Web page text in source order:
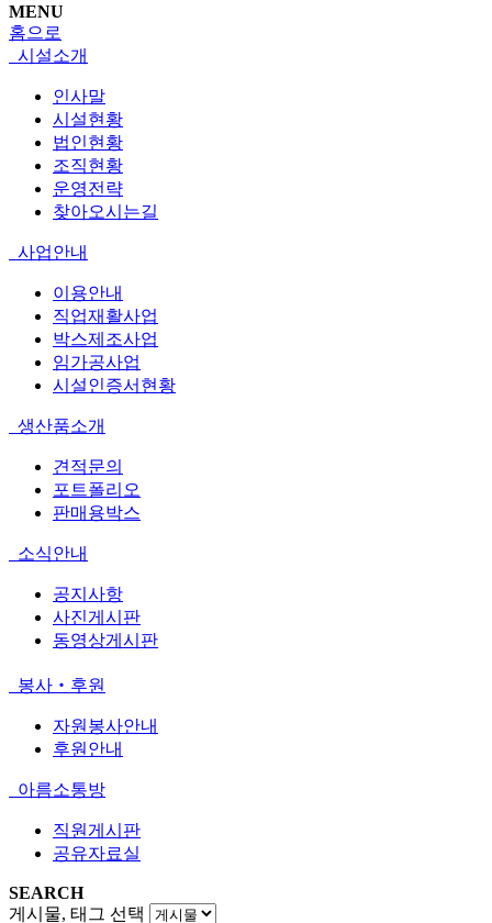
MENU
홈으로
시설소개
인사말
시설현황
법인현황
조직현황
운영전략
찾아오시는길
사업안내
이용안내
직업재활사업
박스제조사업
임가공사업
시설인증서현황
생산품소개
견적문의
포트폴리오
판매용박스
소식안내
공지사항
사진게시판
동영상게시판
봉사‧후원
자원봉사안내
후원안내
아름소통방
직원게시판
공유자료실
SEARCH
게시물, 태그 선택